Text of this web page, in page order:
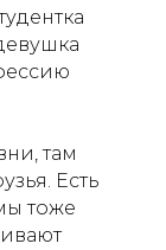
там
Есть
тоже